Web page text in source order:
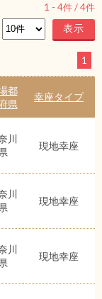
1 - 4件 /4件
1
都
県
幸座タイプ
川
現地幸座
川
現地幸座
川
現地幸座